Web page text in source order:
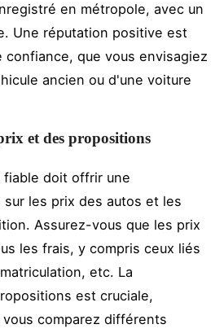
en métropole, avec un
Une réputation positive est
confiance, que vous envisagiez
ancien ou d'une voiture
et des propositions
fiable doit offrir une
les prix des autos et les
Assurez-vous que les prix
les frais, y compris ceux liés
etc. La
est cruciale,
comparez différents